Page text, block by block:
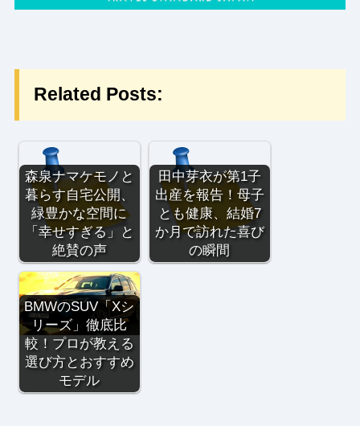
Related Posts:
森泉ナマケモノと
暮らす自宅公開、
緑豊かな空間に
「幸せすぎる」と
絶賛の声
田中芽衣が第1子
出産を報告！母子
とも健康、結婚7
か月で訪れた喜び
の瞬間
BMWのSUV「Xシ
リーズ」徹底比
較！プロが教える
選び方とおすすめ
モデル